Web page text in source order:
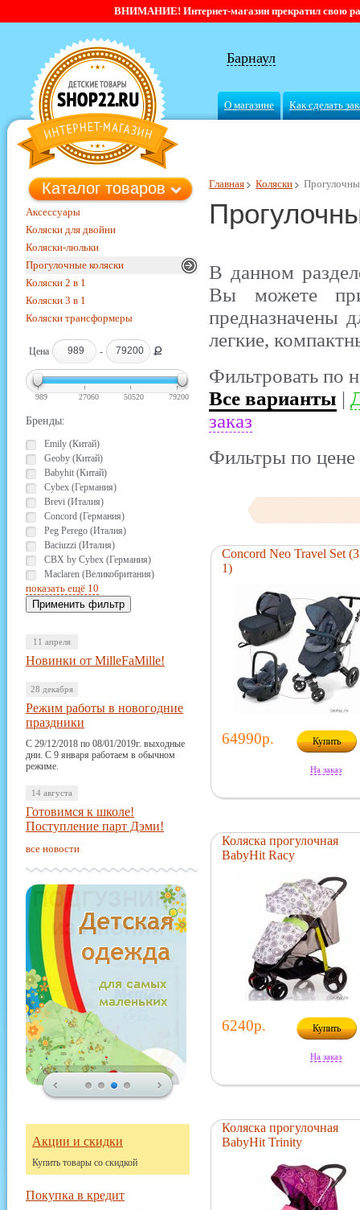
ВНИМАНИЕ! Интернет-магазин прекратил свою
Барнаул
О магазине Как сделать
Главная Коляски
В данном
Вы можете
предназначены
легкие,
Фильтровать по
Все варианты |
заказ
Фильтры по цене
Каталог товаров
Аксессуары
Коляски для двойни
Коляски-люльки
Прогулочные коляски
Коляски 2 в 1
Коляски 3 в 1
Коляски трансформеры
Цена - Ք
989 27060 50520 79200
Бренды:
Emily (Китай)
Geoby (Китай)
Babyhit (Китай)
Cybex (Германия)
Brevi (Италия)
Concord (Германия)
Peg Perego (Италия)
Baciuzzi (Италия)
CBX by Cybex (Германия)
Maclaren (Великобритания)
показать ещё 10
11 апреля
Новинки от MilleFaMille!
28 декабря
Режим работы в новогодние
праздники
С 29/12/2018 по 08/01/2019г. выходные
дни. С 9 января работаем в обычном
режиме.
14 августа
Готовимся к школе!
Поступление парт Дэми!
все новости
Акции и скидки
Купить товары со скидкой
Покупка в кредит
Concord Neo Travel Set
1)
64990р. Купить
На заказ
Коляска прогулочная
BabyHit Racy
6240р. Купить
На заказ
Коляска прогулочная
BabyHit Trinity